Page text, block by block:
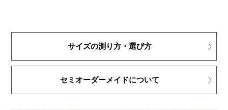
サイズの測り方・選び方
セミオーダーメイドについて